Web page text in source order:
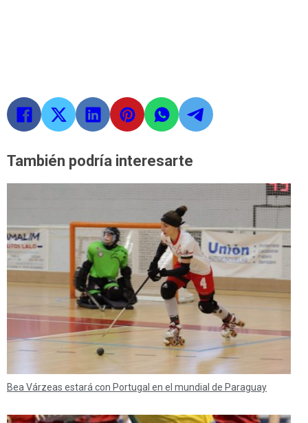
También podría interesarte
Bea Várzeas estará con Portugal en el mundial de Paraguay